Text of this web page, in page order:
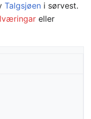
Talgsjøen i sørvest.
eller